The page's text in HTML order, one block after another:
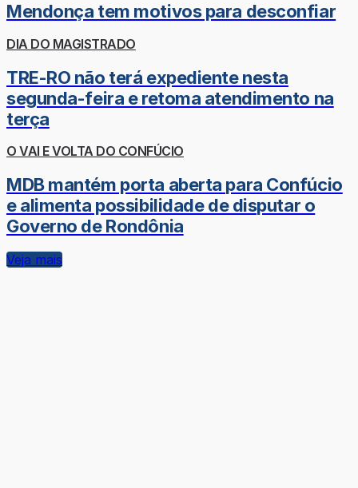
Mendonça tem motivos para desconfiar
DIA DO MAGISTRADO
TRE-RO não terá expediente nesta
segunda-feira e retoma atendimento na
terça
O VAI E VOLTA DO CONFÚCIO
MDB mantém porta aberta para Confúcio
e alimenta possibilidade de disputar o
Governo de Rondônia
Veja mais